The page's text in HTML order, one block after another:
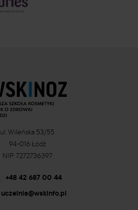
ul. Wileńska 53/55
94-016 Łódź
NIP: 7272736397
+48 42 687 00 44
uczelnia@wskinfo.pl